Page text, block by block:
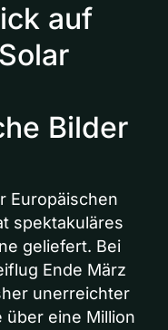
auf
Bilder
Europäischen
spektakuläres
geliefert. Bei
Ende März
unerreichter
über eine Million